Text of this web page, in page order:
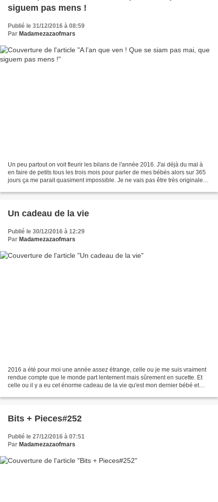
siguem pas mens !
Publié le 31/12/2016 à 08:59
Par Madamezazaofmars
Un peu partout on voit fleurir les bilans de l'année 2016. J'ai déjà du mal à
en faire de petits tous les trois mois pour parler de mes bébés alors sur 365
jours ça me parait quasiment impossible. Je ne vais pas être très originale
Un cadeau de la vie
Publié le 30/12/2016 à 12:29
Par Madamezazaofmars
2016 a été pour moi une année assez étrange, celle ou je me suis vraiment
rendue compte que le monde part lentement mais sûrement en sucette. Et
celle ou il y a eu cet énorme cadeau de la vie qu'est mon dernier bébé et
Bits + Pieces#252
Publié le 27/12/2016 à 07:51
Par Madamezazaofmars